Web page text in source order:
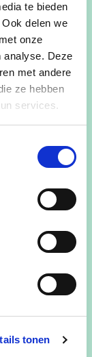
te bieden
delen we
onze
analyse. Deze
met andere
ze hebben
services.
tonen
op
20u30 en
om 11u30
van